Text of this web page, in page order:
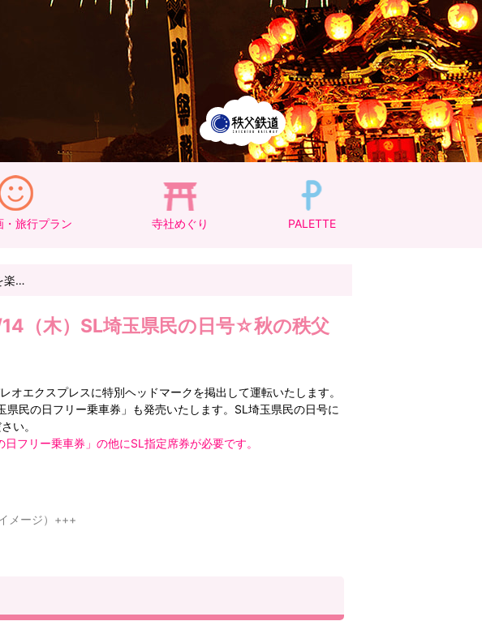
・旅行プラン 寺社めぐり PALETTE
楽…
14（木）SL埼玉県民の日号☆秋の秩父
オエクスプレスに特別ヘッドマークを掲出して運転いたします。
民の日フリー乗車券」も発売いたします。SL埼玉県民の日号に
い。
フリー乗車券」の他にSL指定席券が必要です。
メージ）+++